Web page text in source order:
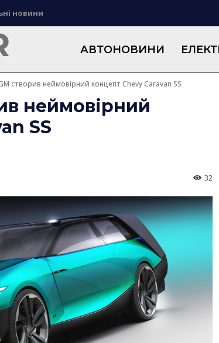
новини
АВТОНОВИНИ
створив неймовірний концепт Chevy Caravan SS
неймовірний
SS
32